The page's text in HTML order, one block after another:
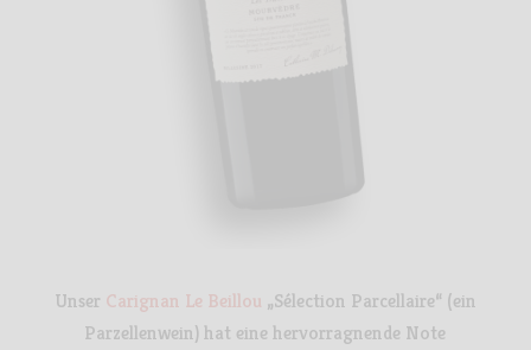
Unser Carignan Le Beillou „Sélection Parcellaire“ (ein
Parzellenwein) hat eine hervorragnende Note